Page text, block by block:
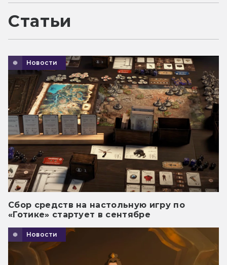
Статьи
Новости
Сбор средств на настольную игру по
«Готике» стартует в сентябре
Новости